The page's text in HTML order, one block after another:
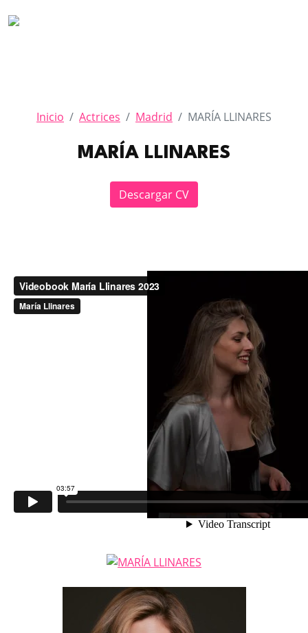
Inicio Actrices Madrid MARÍA LLINARES
MARÍA LLINARES
Descargar CV